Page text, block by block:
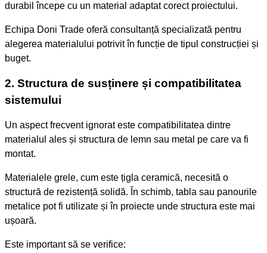
durabil începe cu un material adaptat corect proiectului.
Echipa Doni Trade oferă consultanță specializată pentru
alegerea materialului potrivit în funcție de tipul construcției și
buget.
2. Structura de susținere și compatibilitatea
sistemului
Un aspect frecvent ignorat este compatibilitatea dintre
materialul ales și structura de lemn sau metal pe care va fi
montat.
Materialele grele, cum este țigla ceramică, necesită o
structură de rezistență solidă. În schimb, tabla sau panourile
metalice pot fi utilizate și în proiecte unde structura este mai
ușoară.
Este important să se verifice: